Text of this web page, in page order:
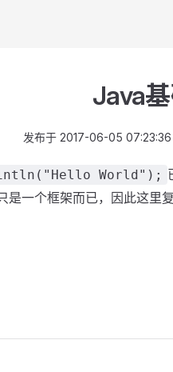
Java
发布于 2017-06-05 07:23:36
World");
是一个框架而已，因此这里